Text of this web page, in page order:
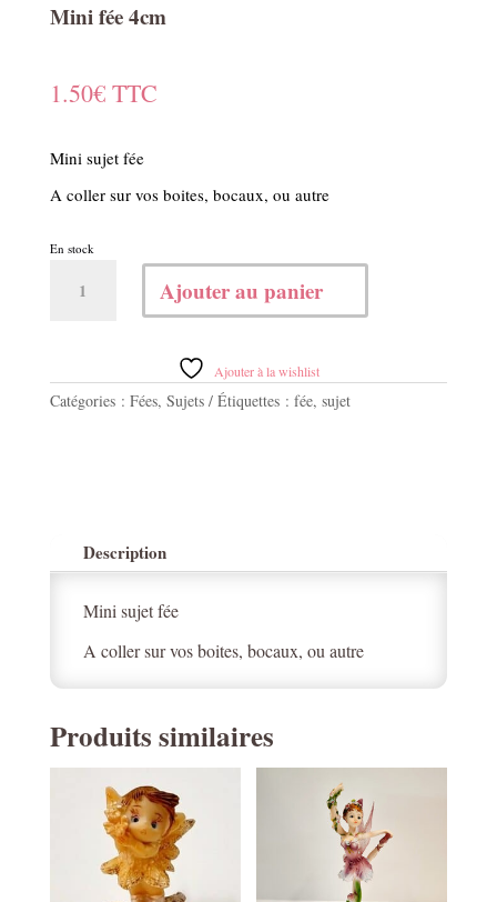
Mini fée 4cm
1.50€ TTC
Mini sujet fée
A coller sur vos boites, bocaux, ou autre
En stock
Ajouter au panier
Ajouter à la wishlist
Catégories : Fées, Sujets Étiquettes : fée, sujet
Description
Mini sujet fée
A coller sur vos boites, bocaux, ou autre
Produits similaires